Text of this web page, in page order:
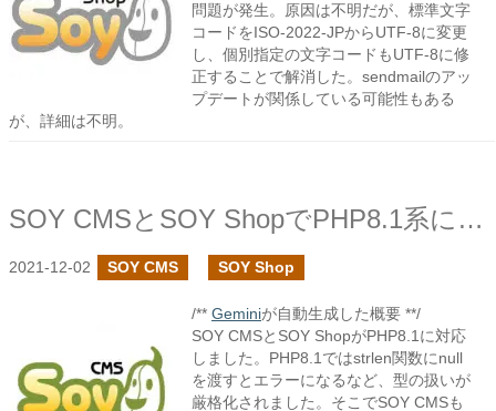
問題が発生。原因は不明だが、標準文字
コードをISO-2022-JPからUTF-8に変更
し、個別指定の文字コードもUTF-8に修
正することで解消した。sendmailのアッ
プデートが関係している可能性もある
が、詳細は不明。
SOY CMSとSOY ShopでPHP8.1系に対応しています
2021-12-02 SOY CMS SOY Shop
/** Geminiが自動生成した概要 **/
SOY CMSとSOY ShopがPHP8.1に対応
しました。PHP8.1ではstrlen関数にnull
を渡すとエラーになるなど、型の扱いが
厳格化されました。そこでSOY CMSも